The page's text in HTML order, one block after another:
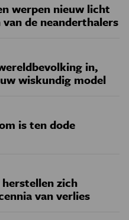
werpen nieuw licht
de neanderthalers
in,
wiskundig model
is ten dode
zich
van verlies